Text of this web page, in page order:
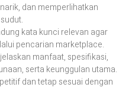
dan memperlihatkan
kata kunci relevan agar
pencarian marketplace.
manfaat, spesifikasi,
serta keunggulan utama.
dan tetap sesuai dengan